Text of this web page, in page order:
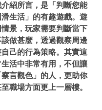
紹所言，是「判斷您能
生活」的有趣遊戲。遊
景，玩家需要判斷當下
做甚麼，透過觀察周邊
己的行為策略。其實這
活中非常有用，不但讓
言觀色」的人，更助你
職場方面更上一層樓。